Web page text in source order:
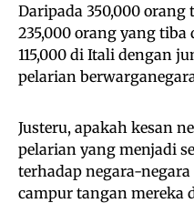
Daripada 350,000
235,000 orang yang tiba
115,000 di Itali dengan
pelarian
Justeru, apakah kesan
pelarian yang menjadi
terhadap negara-
campur tangan mereka